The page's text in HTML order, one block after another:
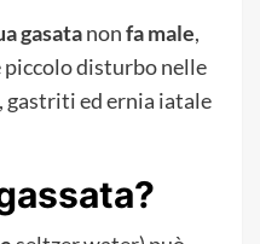
gasatanonfa male,
piccolo disturbo nelle
gastriti ed ernia iatale